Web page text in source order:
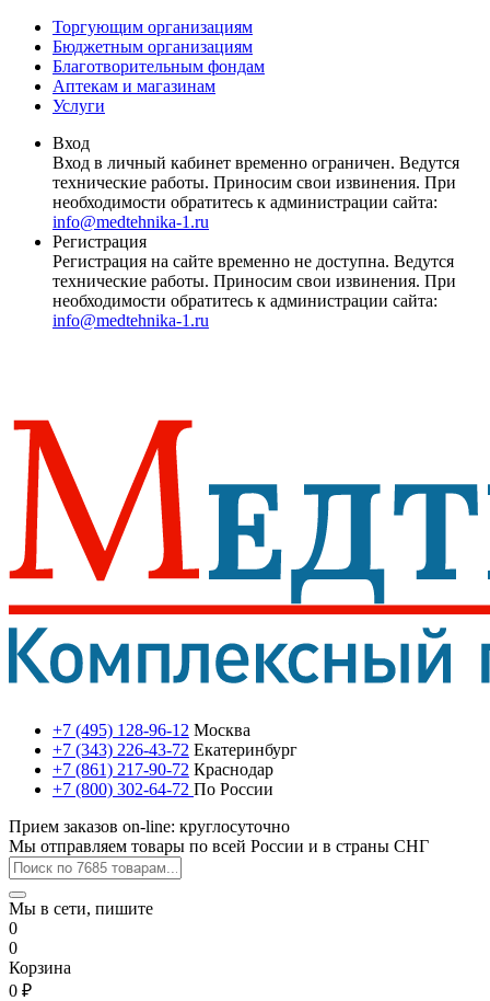
Торгующим организациям
Бюджетным организациям
Благотворительным фондам
Аптекам и магазинам
Услуги
Вход
Вход в личный кабинет временно ограничен. Ведутся
технические работы. Приносим свои извинения. При
необходимости обратитесь к администрации сайта:
info@medtehnika-1.ru
Регистрация
Регистрация на сайте временно не доступна. Ведутся
технические работы. Приносим свои извинения. При
необходимости обратитесь к администрации сайта:
info@medtehnika-1.ru
+7 (495) 128-96-12 Москва
+7 (343) 226-43-72 Екатеринбург
+7 (861) 217-90-72 Краснодар
+7 (800) 302-64-72 По России
Прием заказов on-line: круглосуточно
Мы отправляем товары по всей России и в страны СНГ
Мы в сети, пишите
0
0
Корзина
0 ₽